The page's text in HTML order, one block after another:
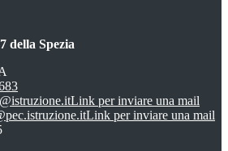
della Spezia
Link per inviare una mail
Link per inviare una mail